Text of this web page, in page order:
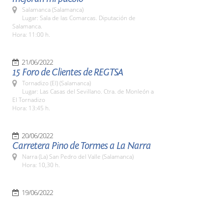
Salamanca (Salamanca)
Lugar: Sala de las Comarcas. Diputación de
Salamanca.
Hora: 11:00 h.
21/06/2022
15 Foro de Clientes de REGTSA
Tornadizo (El) (Salamanca)
Lugar: Las Casas del Sevillano. Ctra. de Monleón a
El Tornadizo
Hora: 13:45 h.
20/06/2022
Carretera Pino de Tormes a La Narra
Narra (La) San Pedro del Valle (Salamanca)
Hora: 10,30 h.
19/06/2022